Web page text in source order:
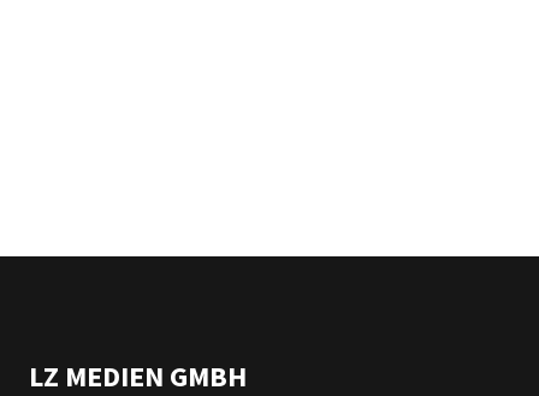
LZ MEDIEN GMBH